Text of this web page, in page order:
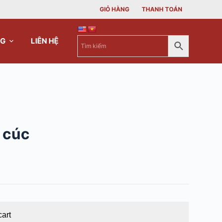
GIỎ HÀNG THANH TOÁN
LIÊN HỆ
cúc